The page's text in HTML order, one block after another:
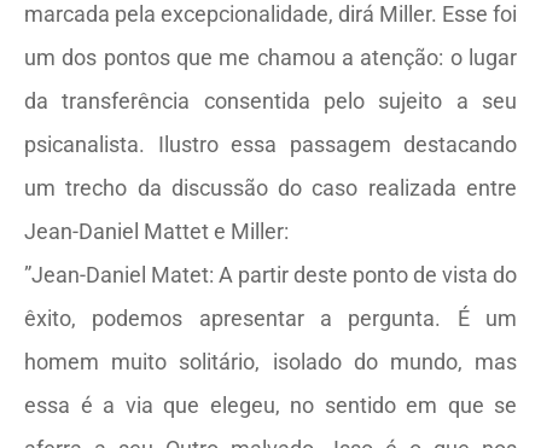
marcada pela excepcionalidade, dirá Miller. Esse foi
um dos pontos que me chamou a atenção: o lugar
da transferência consentida pelo sujeito a seu
psicanalista. Ilustro essa passagem destacando
um trecho da discussão do caso realizada entre
Jean-Daniel Mattet e Miller:
”Jean-Daniel Matet: A partir deste ponto de vista do
êxito, podemos apresentar a pergunta. É um
homem muito solitário, isolado do mundo, mas
essa é a via que elegeu, no sentido em que se